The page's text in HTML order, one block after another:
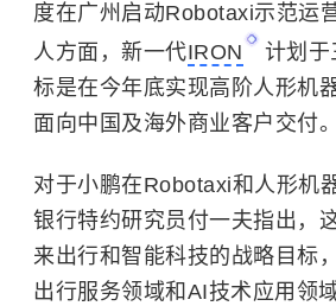
度在广州启动Robotaxi示范运
人方面，新一代IRON
计划于
标是在今年底实现高阶人形机
面向中国及海外商业客户交付。
对于小鹏在Robotaxi和人形机
银行特约研究员付一夫指出，
来出行和智能科技的战略目标
出行服务领域和AI技术应用领